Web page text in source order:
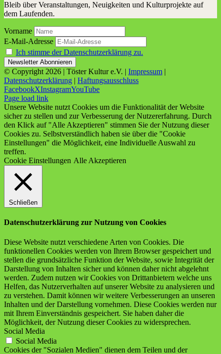
Bleib über Veranstaltungen, Neuigkeiten und Kulturprojekte auf
dem Laufenden.
Vorname
E-Mail-Adresse
Ich stimme der Datenschutzerklärung zu.
© Copyright 2026 | Töster Kultur e.V. | Impressum |
Datenschutzerklärung | Haftungsausschluss
FacebookXInstagramYouTube
Page load link
Unsere Website nutzt Cookies um die Funktionalität der Website
sicher zu stellen und zur Verbesserung der Nutzererfahrung. Durch
den Klick auf "Alle Akzeptieren" stimmen Sie der Nutzung dieser
Cookies zu. Selbstverständlich haben sie über die "Cookie
Einstellungen" die Möglichkeit, eine Individuelle Auswahl zu
treffen.
Cookie Einstellungen Alle Akzeptieren
Schließen
Datenschutzerklärung zur Nutzung von Cookies
Diese Website nutzt verschiedene Arten von Cookies. Die
funktionellen Cookies werden von Ihrem Browser gespeichert und
stellen die grundsätzliche Funktion der Website, sowie Integrität der
Darstellung von Inhalten sicher und können daher nicht abgelehnt
werden. Zudem nutzen wir Cookies von Drittanbietern welche uns
Helfen, das Nutzerverhalten auf unserer Website zu analysieren und
zu verstehen. Damit können wir weitere Verbesserungen an unseren
Inhalten und der Darstellung vornehmen. Diese Cookies werden nur
mit Ihrem Einverständnis gespeichert. Sie haben daher die
Möglichkeit, der Nutzung dieser Cookies zu widersprechen.
Social Media
Social Media
Cookies der "Sozialen Medien" dienen dem Teilen und der